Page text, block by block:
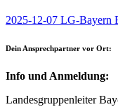
2025-12-07 LG-Bayern
Dein Ansprechpartner vor Ort:
Info und Anmeldung:
Landesgruppenleiter